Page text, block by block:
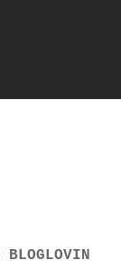
BLOGLOVIN